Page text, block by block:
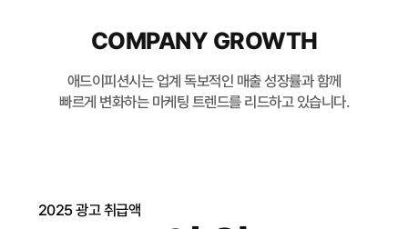
COMPANY GROWTH
애드이피션시는 업계 독보적인 매출 성장률과 함께
빠르게 변화하는 마케팅 트렌드를 리드하고 있습니다.
2025 광고 취급액